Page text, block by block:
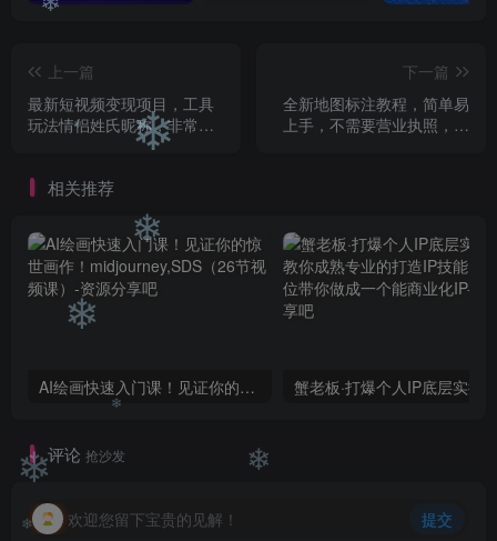
上一篇
最新短视频变现项目，工具
玩法情侣姓氏昵称，非常的
简单暴力，适合宝妈学生兼
下一篇
全新地图标注教程，简单易
上手，不需要营业执照，挑
相关推荐
AI绘画快速入门课！见证你的惊世画作！midjourney,SDS（26节视频课）
评论 抢沙发
欢迎您留下宝贵的见解！ 提交
❄
❄
❄
❄